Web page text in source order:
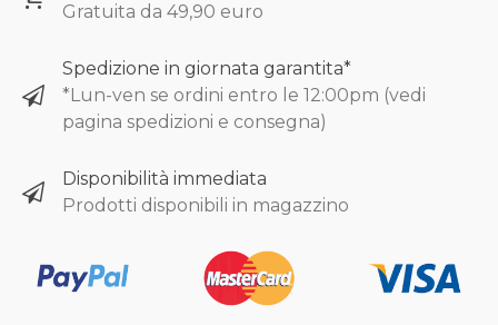
Gratuita da 49,90 euro
Spedizione in giornata garantita*
*Lun-ven se ordini entro le 12:00pm (vedi
pagina spedizioni e consegna)
Disponibilità immediata
Prodotti disponibili in magazzino